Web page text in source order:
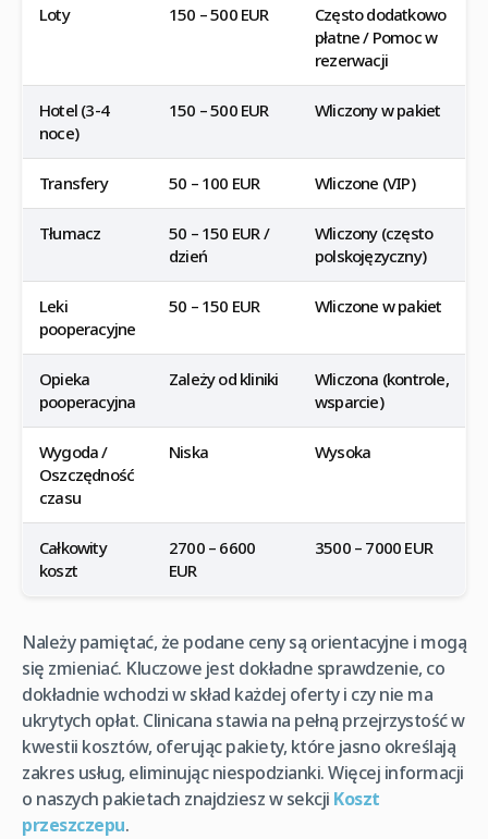
Loty 150 – 500 EUR
Często dodatkowo
płatne / Pomoc w
rezerwacji
Hotel (3-4
noce)
150 – 500 EUR Wliczony w pakiet
Transfery 50 – 100 EUR Wliczone (VIP)
Tłumacz
50 – 150 EUR /
dzień
Wliczony (często
polskojęzyczny)
Leki
pooperacyjne
50 – 150 EUR Wliczone w pakiet
Opieka
pooperacyjna
Zależy od kliniki
Wliczona (kontrole,
wsparcie)
Wygoda /
Oszczędność
czasu
Niska Wysoka
Całkowity
koszt
2700 – 6600
EUR
3500 – 7000 EUR
Należy pamiętać, że podane ceny są orientacyjne i mogą
się zmieniać. Kluczowe jest dokładne sprawdzenie, co
dokładnie wchodzi w skład każdej oferty i czy nie ma
ukrytych opłat. Clinicana stawia na pełną przejrzystość w
kwestii kosztów, oferując pakiety, które jasno określają
zakres usług, eliminując niespodzianki. Więcej informacji
o naszych pakietach znajdziesz w sekcji Koszt
przeszczepu.